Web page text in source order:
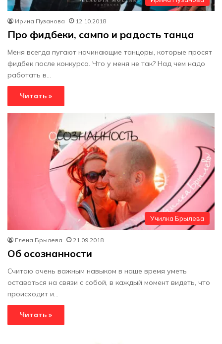
Ирина Пузанова 12.10.2018
Про фидбеки, сампо и радость танца
Меня всегда пугают начинающие танцоры, которые просят
фидбек после конкурса. Что у меня не так? Над чем надо
работать в…
Читать »
Училка Брылева
Елена Брылева 21.09.2018
Об осознанности
Считаю очень важным навыком в наше время уметь
оставаться на связи с собой, в каждый момент видеть, что
происходит и…
Читать »